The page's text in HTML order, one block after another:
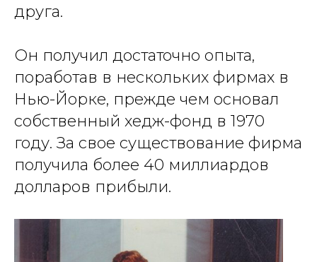
друга.
Он получил достаточно опыта,
поработав в нескольких фирмах в
Нью-Йорке, прежде чем основал
собственный хедж-фонд в 1970
году. За свое существование фирма
получила более 40 миллиардов
долларов прибыли.